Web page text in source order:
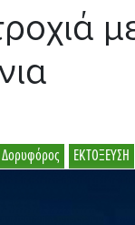
ΕΚΤΟΞΕΥΣΗ
Δορυφόρος